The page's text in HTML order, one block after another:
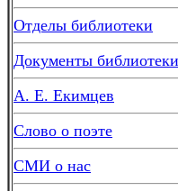
Отделы библиотеки
Документы библиотеки
А. Е. Екимцев
Слово о поэте
СМИ о нас